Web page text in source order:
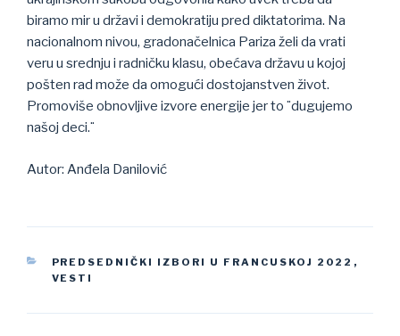
biramo mir u državi i demokratiju pred diktatorima. Na
nacionalnom nivou, gradonačelnica Pariza želi da vrati
veru u srednju i radničku klasu, obećava državu u kojoj
pošten rad može da omogući dostojanstven život.
Promoviše obnovljive izvore energije jer to ¨dugujemo
našoj deci.¨
Autor: Anđela Danilović
CATEGORIES
PREDSEDNIČKI IZBORI U FRANCUSKOJ 2022 ,
VESTI